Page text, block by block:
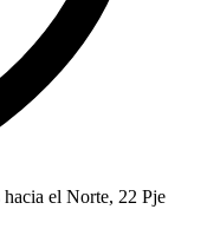
el Norte, 22 Pje